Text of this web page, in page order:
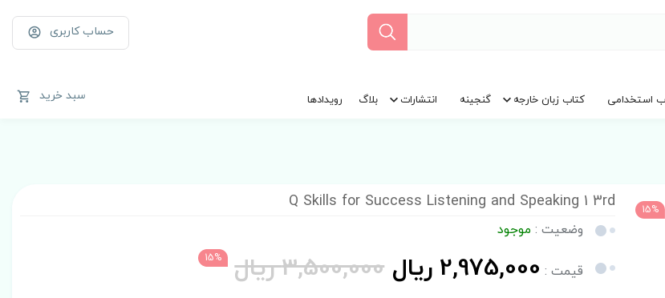
حساب کاربری
استخدامی کتاب زبان خارجه گنجینه انتشارات بلاگ رویدادها سبد خرید
15%
Q Skills for Success Listening and Speaking 1 3rd
وضعیت : موجود
قیمت : 2,975,000 ریال 3,500,000 ریال 15%